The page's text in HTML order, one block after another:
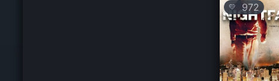
💛 972